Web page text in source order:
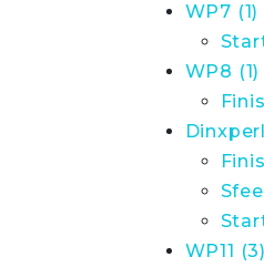
WP7 (1)
WP8 (1)
WP11